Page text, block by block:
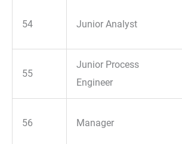
54 Junior Analyst
55
Junior Process
Engineer
56 Manager